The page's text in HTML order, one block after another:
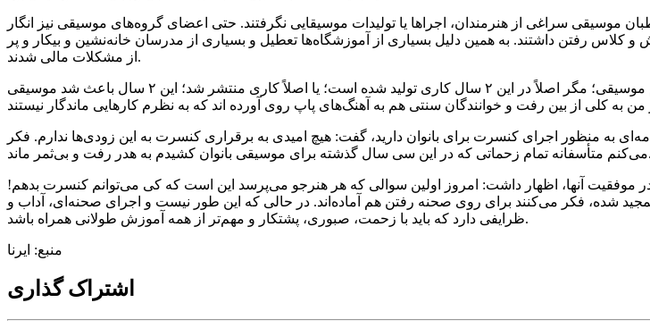
موسیقی سراغی از هنرمندان، اجراها یا تولیدات موسیقایی نگرفتند. حتی اعضای گروه‌های موسیقی نیز انگار
کلاس رفتن داشتند. به همین دلیل بسیاری از آموزشگاه‌ها تعطیل و بسیاری از مدرسان خانه‌نشین و بیکار و پر
از مشکلات مالی شدند.
وی با ارزیابی سطح کیفی بازار موسیقی در همه گیری کرونا با طرح چند سوال، تاکید کرد: کدام موسیقی؛ مگر اصلاً در این ۲ سال کاری تولید شده است؛ یا اصلاً کاری منتشر شد؛ این ۲ سال باعث شد موسیقی
به منظور اجرای کنسرت برای بانوان دارید، گفت: هیچ امیدی به برقراری کنسرت به این زودی‌ها ندارم. فکر
می‌کنم متأسفانه تمام زحماتی که در این سی سال گذشته برای موسیقی بانوان کشیدم به هدر رفت و بی‌ثمر ماند.
موفقیت آنها، اظهار داشت: امروز اولین سوالی که هر هنرجو می‌پرسد این است که کی می‌توانم کنسرت بدهم!
شده، فکر می‌کنند برای روی صحنه رفتن هم آماده‌اند. در حالی که این طور نیست و اجرای صحنه‌ای، آداب و
ظرایفی دارد که باید با زحمت، صبوری، پشتکار و مهم‌تر از همه آموزش طولانی همراه باشد.
منبع: ایرنا
اشتراک گذاری